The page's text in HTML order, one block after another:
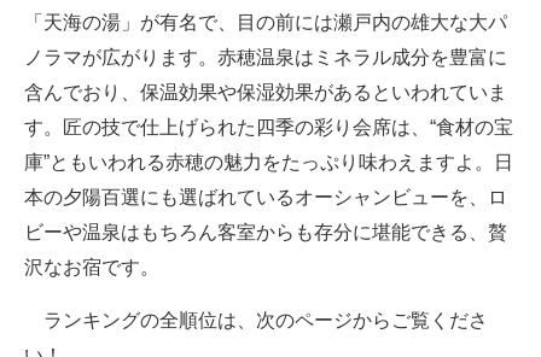
「天海の湯」が有名で、目の前には瀬戸内の雄大な大パ
ノラマが広がります。赤穂温泉はミネラル成分を豊富に
含んでおり、保温効果や保湿効果があるといわれていま
す。匠の技で仕上げられた四季の彩り会席は、“食材の宝
庫”ともいわれる赤穂の魅力をたっぷり味わえますよ。日
本の夕陽百選にも選ばれているオーシャンビューを、ロ
ビーや温泉はもちろん客室からも存分に堪能できる、贅
沢なお宿です。
ランキングの全順位は、次のページからご覧くださ